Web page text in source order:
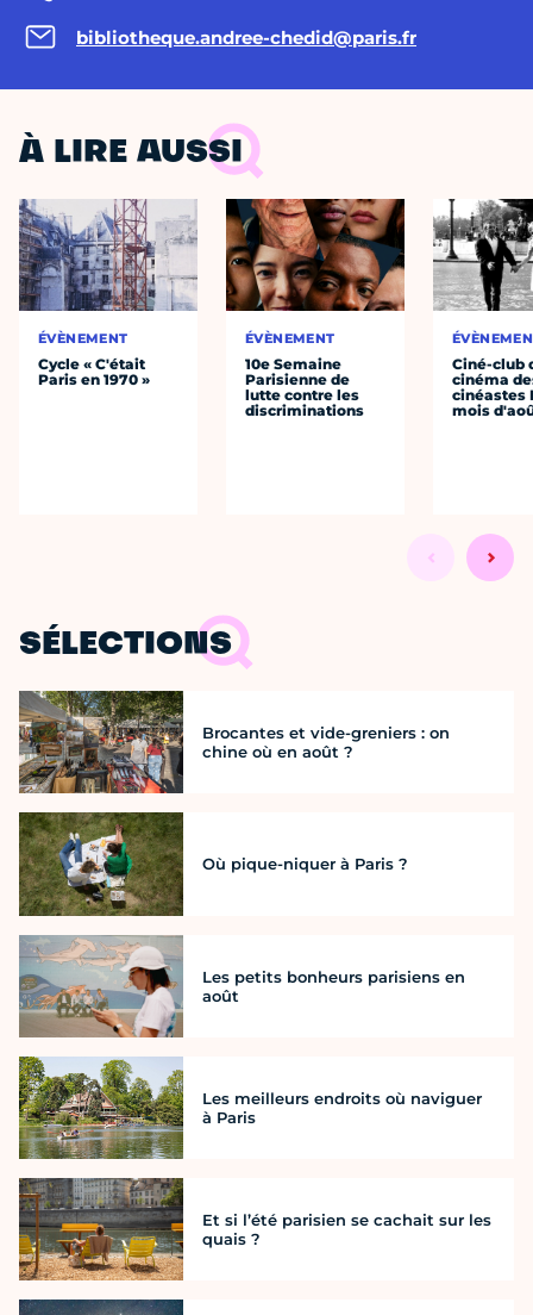
bibliotheque.andree-chedid@paris.fr
À LIRE AUSSI
ÉVÈNEMENT
Cycle « C'était
Paris en 1970 »
ÉVÈNEMENT
10e Semaine
Parisienne de
lutte contre les
discriminations
Ciné-club
cinéma
cinéastes
mois
SÉLECTIONS
Brocantes et vide-greniers : on
chine où en août ?
Où pique-niquer à Paris ?
Les petits bonheurs parisiens en
août
Les meilleurs endroits où naviguer
à Paris
Et si l’été parisien se cachait sur les
quais ?